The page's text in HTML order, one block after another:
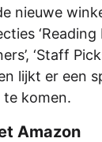
nieuwe
‘Reading
‘Staff
lijkt er een
komen.
Amazon